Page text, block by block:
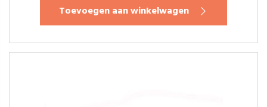
Toevoegen aan winkelwagen